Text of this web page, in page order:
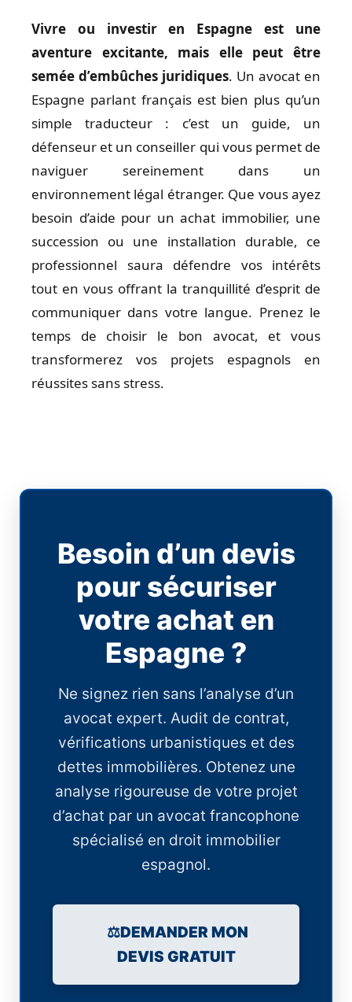
Vivre ou investir en Espagne est une
aventure excitante, mais elle peut être
semée d’embûches juridiques. Un avocat en
Espagne parlant français est bien plus qu’un
simple traducteur : c’est un guide, un
défenseur et un conseiller qui vous permet de
naviguer sereinement dans un
environnement légal étranger. Que vous ayez
besoin d’aide pour un achat immobilier, une
succession ou une installation durable, ce
professionnel saura défendre vos intérêts
tout en vous offrant la tranquillité d’esprit de
communiquer dans votre langue. Prenez le
temps de choisir le bon avocat, et vous
transformerez vos projets espagnols en
réussites sans stress.
Besoin d’un devis
pour sécuriser
votre achat en
Espagne ?
Ne signez rien sans l’analyse d’un
avocat expert. Audit de contrat,
vérifications urbanistiques et des
dettes immobilières. Obtenez une
analyse rigoureuse de votre projet
d’achat par un avocat francophone
spécialisé en droit immobilier
espagnol.
⚖️DEMANDER MON
DEVIS GRATUIT